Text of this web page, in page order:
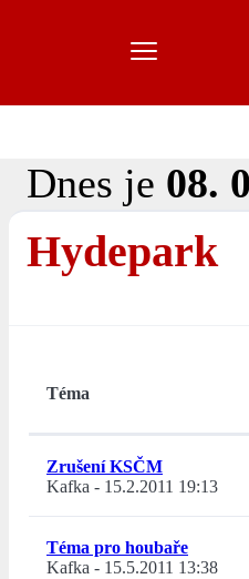
Dnes je 08.
Hydepark
Téma
Zrušení KSČM
Kafka - 15.2.2011 19:13
Téma pro houbaře
Kafka - 15.5.2011 13:38